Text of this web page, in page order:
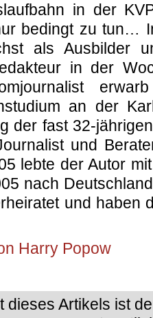
in der
bedingt zu tun…
als Ausbilder
in der
an der
der fast 32-
und
lebte der Autor
nach
und haben
Harry Popow
dieses Artikels ist